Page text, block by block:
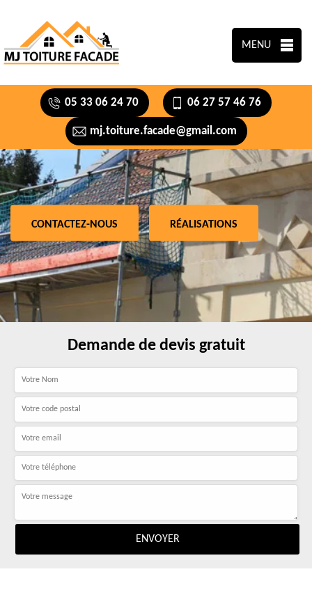
MENU
05 33 06 24 70 06 27 57 46 76
mj.toiture.facade@gmail.com
CONTACTEZ-NOUS RÉALISATIONS
Demande de devis gratuit